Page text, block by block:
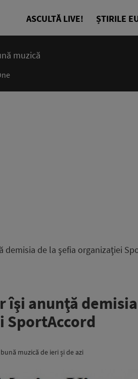
ASCULTĂ LIVE! ȘTIRILE
muzică
demisia de la şefia organizaţiei
îşi anunţă
SportAccord
muzică de ieri și de azi